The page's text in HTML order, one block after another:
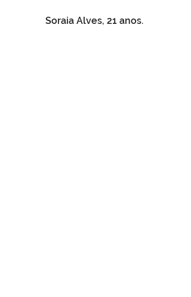
Soraia Alves, 21 anos.